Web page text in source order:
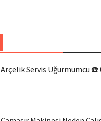
Arçelik Servis Uğurmumcu ☎️